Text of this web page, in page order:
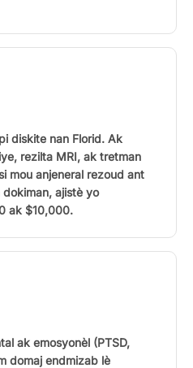
diskite nan Florid. Ak
rezilta MRI, ak tretman
mou anjeneral rezoud ant
ajistè yo
ak $10,000.
ak emosyonèl (PTSD,
domaj endmizab lè